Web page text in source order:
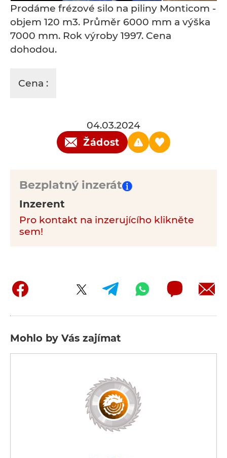
Prodáme frézové silo na piliny Monticom -
objem 120 m3. Průměr 6000 mm a výška
7000 mm. Rok výroby 1997. Cena
dohodou.
Cena :
04.03.2024
Žádost
Bezplatný inzerát
Inzerent
Pro kontakt na inzerujícího klikněte
sem!
Mohlo by Vás zajímat